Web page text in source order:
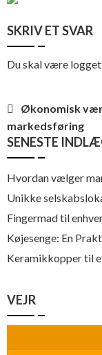
SKRIV ET SVAR
Du skal være
Økonomisk
markedsføring
SENESTE
Hvordan vælger
Unikke
Fingermad til
Køjesenge: En
Keramikkopper til
VEJR